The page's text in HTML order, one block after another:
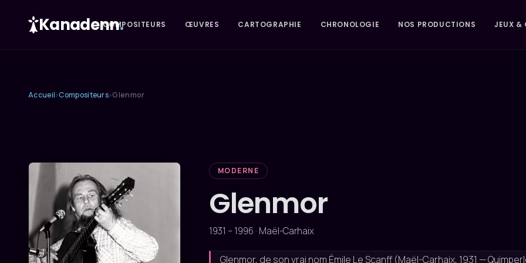
Kanadenn.
COMPOSITEURS ŒUVRES CARTOGRAPHIE CHRONOLOGIE NOS PRODUCTIONS JEUX &
Accueil ›Compositeurs›Glenmor
MODERNE
Glenmor
1931 – 1996 · Maël-Carhaix
Glenmor, de son vrai nom Émile Le Scanff (Maël-Carhaix, 1931 —